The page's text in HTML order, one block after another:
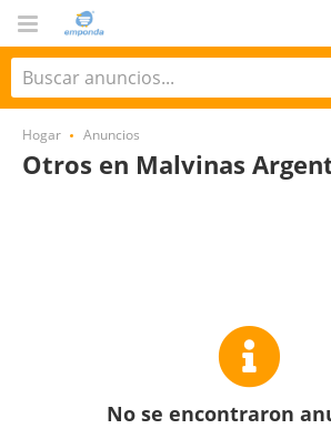
Hogar Anuncios
Otros en Malvinas
No se encontraron